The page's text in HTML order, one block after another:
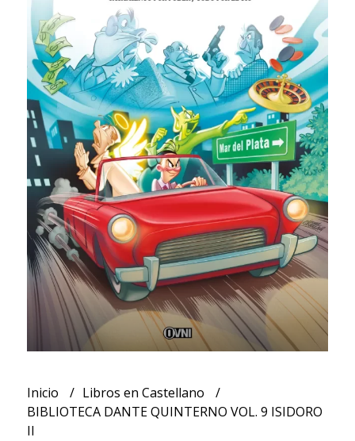
Inicio
Libros en Castellano
BIBLIOTECA DANTE QUINTERNO VOL. 9 ISIDORO
II